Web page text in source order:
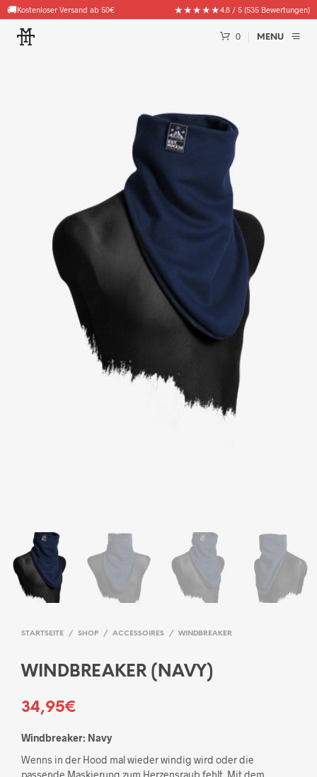
🚚Kostenloser Versand ab 50€ ★★★★★4.8 / 5 (535 Bewertungen)
0 MENU
STARTSEITE / SHOP / ACCESSOIRES / WINDBREAKER
WINDBREAKER (NAVY)
34,95€
Windbreaker: Navy
Wenns in der Hood mal wieder windig wird oder die
passende Maskierung zum Herzensraub fehlt. Mit dem